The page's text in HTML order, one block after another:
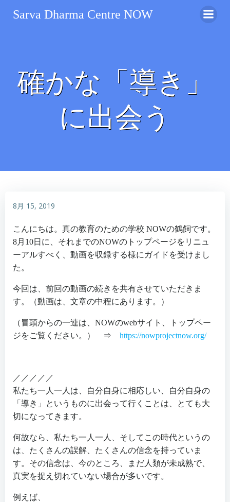
ン
へ
プ
Sarva Dharma Centre NOW
確かな「導き」
に出会う
8月 15, 2019
こんにちは。真の教育のための学校 NOWの鶴飼です。
8月10日に、それまでのNOWのトップページをリニュ
ーアルすべく、動画を収録する様にガイドを受けまし
た。
今回は、前回の動画の続きを共有させていただきま
す。（動画は、文章の中程にあります。）
（冒頭からの一連は、NOWのwebサイト、トップペー
ジをご覧ください。） ⇒ https://nowprojectnow.org/
／／／／／
私たち一人一人は、自分自身に相応しい、自分自身の
「導き」というものに出会って行くことは、とても大
切になってきます。
何故なら、私たち一人一人、そしてこの時代というの
は、たくさんの誤解、たくさんの信念を持っていま
す。その信念は、今のところ、まだ人類が未成熟で、
真実を捉え切れていない場合が多いです。
例えば、